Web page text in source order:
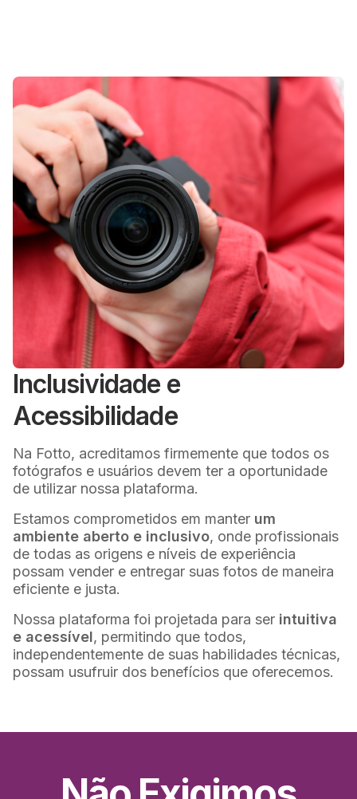
Inclusividade e
Acessibilidade
Na Fotto, acreditamos firmemente que todos os
fotógrafos e usuários devem ter a oportunidade
de utilizar nossa plataforma.
Estamos comprometidos em manter um
ambiente aberto e inclusivo, onde profissionais
de todas as origens e níveis de experiência
possam vender e entregar suas fotos de maneira
eficiente e justa.
Nossa plataforma foi projetada para ser intuitiva
e acessível, permitindo que todos,
independentemente de suas habilidades técnicas,
possam usufruir dos benefícios que oferecemos.